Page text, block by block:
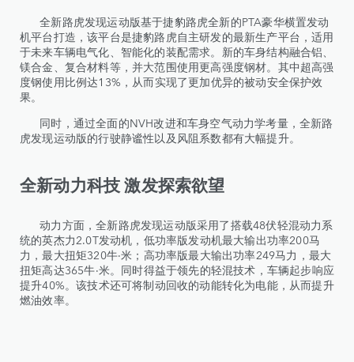
全新路虎发现运动版基于捷豹路虎全新的PTA豪华横置发动
机平台打造，该平台是捷豹路虎自主研发的最新生产平台，适用
于未来车辆电气化、智能化的装配需求。新的车身结构融合铝、
镁合金、复合材料等，并大范围使用更高强度钢材。其中超高强
度钢使用比例达13%，从而实现了更加优异的被动安全保护效
果。
同时，通过全面的NVH改进和车身空气动力学考量，全新路
虎发现运动版的行驶静谧性以及风阻系数都有大幅提升。
全新动力科技 激发探索欲望
动力方面，全新路虎发现运动版采用了搭载48伏轻混动力系
统的英杰力2.0T发动机，低功率版发动机最大输出功率200马
力，最大扭矩320牛·米；高功率版最大输出功率249马力，最大
扭矩高达365牛·米。同时得益于领先的轻混技术，车辆起步响应
提升40%。该技术还可将制动回收的动能转化为电能，从而提升
燃油效率。